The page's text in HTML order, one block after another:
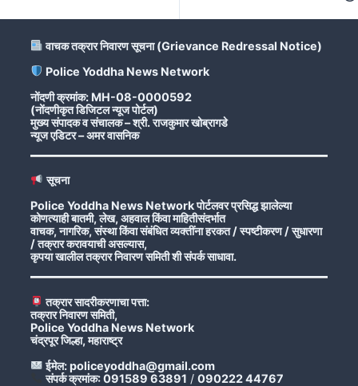
वाचक तक्रार निवारण सूचना (Grievance Redressal Notice)
Police Yoddha News Network
नोंदणी क्रमांक: MH-08-0000592
(नोंदणीकृत डिजिटल न्यूज पोर्टल)
मुख्य संपादक व संचालक – श्री. राजकुमार खोब्रागडे
न्यूज एडिटर – अमर वासनिक
सूचना
Police Yoddha News Network पोर्टलवर प्रसिद्ध झालेल्या
कोणत्याही बातमी, लेख, अहवाल किंवा माहितीसंदर्भात
वाचक, नागरिक, संस्था किंवा संबंधित व्यक्तींना हरकत / स्पष्टीकरण / सुधारणा
/ तक्रार करावयाची असल्यास,
कृपया खालील तक्रार निवारण समिती शी संपर्क साधावा.
तक्रार सादरीकरणाचा पत्ता:
तक्रार निवारण समिती,
Police Yoddha News Network
चंद्रपूर जिल्हा, महाराष्ट्र
ईमेल: policeyoddha@gmail.com
संपर्क क्रमांक: 091589 63891 / 090222 44767